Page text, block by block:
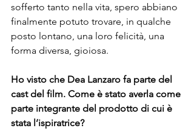
sofferto tanto nella vita, spero abbiano
finalmente potuto trovare, in qualche
posto lontano, una loro felicità, una
Ho visto che Dea Lanzaro fa parte del
cast del film. Come è stato averla come
parte integrante del prodotto di cui è
stata l’ispiratrice?